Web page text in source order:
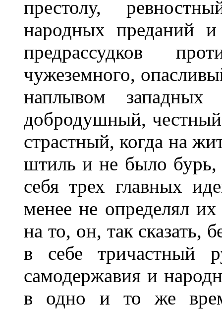
престолу,
народных преданий
предрассудков
чужеземного,
наплывом западных
добродушный,
страстный, когда на
штиль и не было
себя трех главных
менее не определял
на то, он, так сказать,
в себе тричастный
самодержавия и
в одно и то же